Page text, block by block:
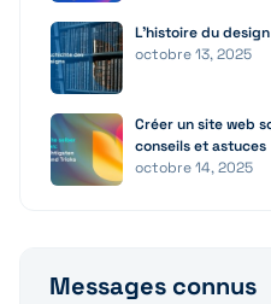
L’histoire du
octobre 13, 2025
Créer un site web
conseils et astuces
octobre 14, 2025
Messages connus